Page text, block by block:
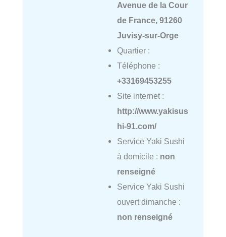
Avenue de la Cour
de France, 91260
Juvisy-sur-Orge
Quartier :
Téléphone :
+33169453255
Site internet :
http://www.yakisus
hi-91.com/
Service Yaki Sushi
à domicile : non
renseigné
Service Yaki Sushi
ouvert dimanche :
non renseigné